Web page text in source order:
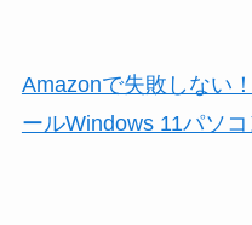
Amazonで失敗しない
ールWindows 11パソ